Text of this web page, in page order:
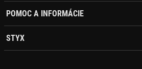
POMOC A INFORMÁCIE
STYX